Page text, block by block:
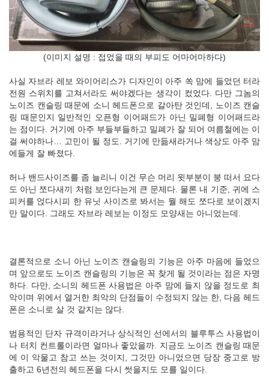
(이미지 설명 : 접었을 때의 부피도 어마어마하다)
사실 자브라 레보 와이어리스가 디자인이 아주 쏙 맘에 들었던 터라
전원 스위치를 고쳐서라도 써야겠다는 생각이 컸었다. 다만 그놈의
노이즈 캔슬링 때문에 소니 헤드폰으로 갈아탄 것인데, 노이즈 캔슬
링 때문인지 일반적인 오픈형 이어패드가 아닌 밀폐형 이어패드라
는 점이다. 거기에 아주 부들부들하고 밀폐가 잘 되어 여름철에는 이
걸 써야하나… 고민이 될 정도. 거기에 만듦새라거나 색상도 아주 맘
에들게 잘 빠졌다.
허나 밴드사이즈를 좀 늘리니 이건 무슨 머리 윗부분이 붕 떠서 요다
도 아닌 쪼다새끼 처럼 보인다는게 큰 문제다. 물론 내 기준, 귀에 스
피커를 얹다시피 한 유닛 사이즈로 봐서는 뭘 해도 쪼다로 보이겠지
만 말이다. 그래도 자브라 레보는 이정도 모양새는 아니었는데.
결론적으로 소니 아닌 노이즈 캔슬링의 기능은 아주 마음에 들었으
며 앞으로도 노이즈 캔슬링의 기능은 꼭 찾게 될 것이라는 점은 자명
하다. 다만, 소니의 헤드폰 사용법은 아주 맘에 들지 않을 정도로 최
악이며 위에서 열거한 최악의 단점들이 수정되지 않는 한, 다음 헤드
폰은 소니로 살 것 같지는 않다.
범용적인 단자 규격이라거나 상식적인 선에서의 블루투스 사용법이
나 터치 컨트롤이라면 얼마나 좋았을까. 지금도 노이즈 캔슬링 때문
에 이 악물고 참고 쓰는 것이지, 그것만 아니었으면 당장 중고로 방
출하고 6년전의 헤드폰을 다시 썻을지도 모를 일이다.